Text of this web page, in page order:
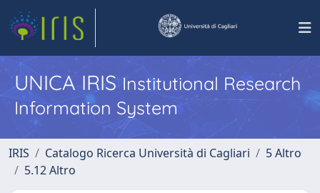
UNICA IRISInstitutional Research
Information System
IRIS Catalogo Ricerca Università di Cagliari
5 Altro
5.12 Altro